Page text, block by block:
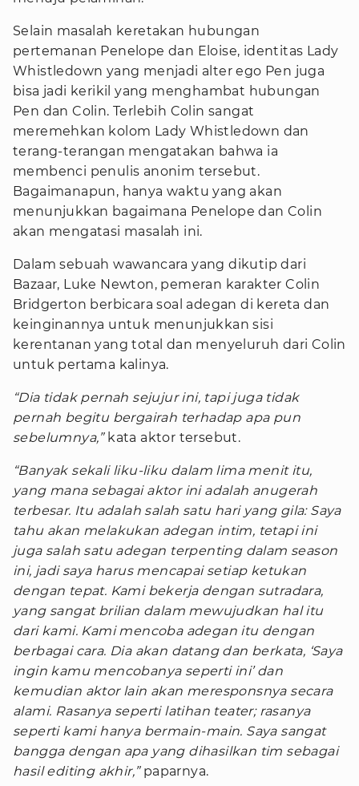
Selain masalah keretakan hubungan
pertemanan Penelope dan Eloise, identitas Lady
Whistledown yang menjadi alter ego Pen juga
bisa jadi kerikil yang menghambat hubungan
Pen dan Colin. Terlebih Colin sangat
meremehkan kolom Lady Whistledown dan
terang-terangan mengatakan bahwa ia
membenci penulis anonim tersebut.
Bagaimanapun, hanya waktu yang akan
menunjukkan bagaimana Penelope dan Colin
akan mengatasi masalah ini.
Dalam sebuah wawancara yang dikutip dari
Bazaar, Luke Newton, pemeran karakter Colin
Bridgerton berbicara soal adegan di kereta dan
keinginannya untuk menunjukkan sisi
kerentanan yang total dan menyeluruh dari Colin
untuk pertama kalinya.
“Dia tidak pernah sejujur ini, tapi juga tidak
pernah begitu bergairah terhadap apa pun
sebelumnya,” kata aktor tersebut.
“Banyak sekali liku-liku dalam lima menit itu,
yang mana sebagai aktor ini adalah anugerah
terbesar. Itu adalah salah satu hari yang gila: Saya
tahu akan melakukan adegan intim, tetapi ini
juga salah satu adegan terpenting dalam season
ini, jadi saya harus mencapai setiap ketukan
dengan tepat. Kami bekerja dengan sutradara,
yang sangat brilian dalam mewujudkan hal itu
dari kami. Kami mencoba adegan itu dengan
berbagai cara. Dia akan datang dan berkata, ‘Saya
ingin kamu mencobanya seperti ini’ dan
kemudian aktor lain akan meresponsnya secara
alami. Rasanya seperti latihan teater; rasanya
seperti kami hanya bermain-main. Saya sangat
bangga dengan apa yang dihasilkan tim sebagai
hasil editing akhir,” paparnya.